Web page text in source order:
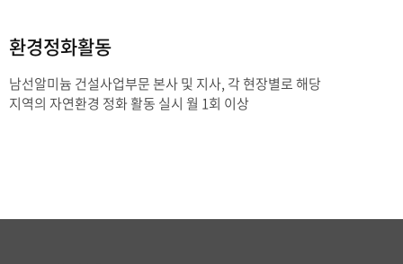
환경정화활동
남선알미늄 건설사업부문 본사 및 지사, 각 현장별로 해당
지역의 자연환경 정화 활동 실시 월 1회 이상